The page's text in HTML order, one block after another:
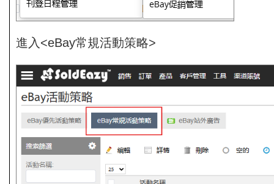
進入<eBay常規活動策略>